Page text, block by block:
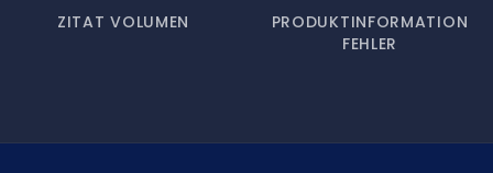
ZITAT VOLUMEN
PRODUKTINFORMATION
FEHLER